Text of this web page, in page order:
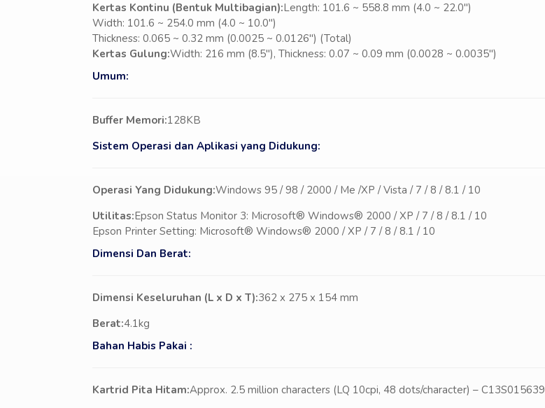
Kertas Kontinu (Bentuk Multibagian):Length: 101.6 ~ 558.8 mm (4.0 ~ 22.0″)
Width: 101.6 ~ 254.0 mm (4.0 ~ 10.0″)
Thickness: 0.065 ~ 0.32 mm (0.0025 ~ 0.0126″) (Total)
Kertas Gulung:Width: 216 mm (8.5″), Thickness: 0.07 ~ 0.09 mm (0.0028 ~ 0.0035″)
Umum:
Buffer Memori:128KB
Sistem Operasi dan Aplikasi yang Didukung:
Operasi Yang Didukung:Windows 95 / 98 / 2000 / Me /XP / Vista / 7 / 8 / 8.1 / 10
Utilitas:Epson Status Monitor 3: Microsoft® Windows® 2000 / XP / 7 / 8 / 8.1 / 10
Epson Printer Setting: Microsoft® Windows® 2000 / XP / 7 / 8 / 8.1 / 10
Dimensi Dan Berat:
Dimensi Keseluruhan (L x D x T):362 x 275 x 154 mm
Berat:4.1kg
Bahan Habis Pakai :
Kartrid Pita Hitam:Approx. 2.5 million characters (LQ 10cpi, 48 dots/character) – C13S015639